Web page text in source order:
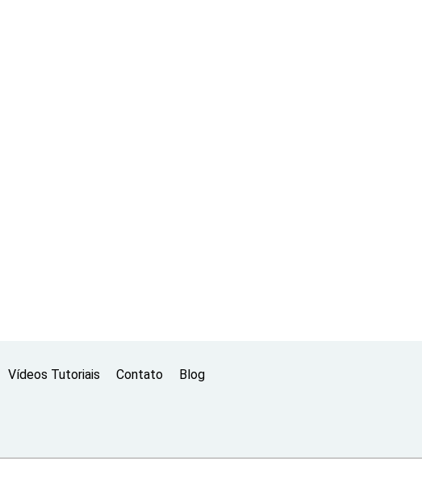
Vídeos Tutoriais Contato Blog